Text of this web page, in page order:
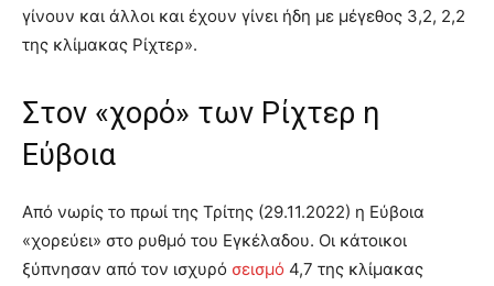
γίνουν και άλλοι και έχουν γίνει ήδη με μέγεθος 3,2, 2,2
της κλίμακας Ρίχτερ».
Στον «χορό» των Ρίχτερ η
Εύβοια
Από νωρίς το πρωί της Τρίτης (29.11.2022) η Εύβοια
«χορεύει» στο ρυθμό του Εγκέλαδου. Οι κάτοικοι
ξύπνησαν από τον ισχυρό σεισμό 4,7 της κλίμακας